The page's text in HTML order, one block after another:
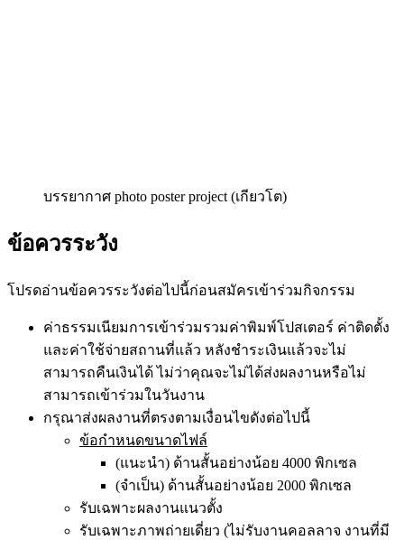
บรรยากาศ photo poster project (เกียวโต)
ข้อควรระวัง
โปรดอ่านข้อควรระวังต่อไปนี้ก่อนสมัครเข้าร่วมกิจกรรม
ค่าธรรมเนียมการเข้าร่วมรวมค่าพิมพ์โปสเตอร์ ค่าติดตั้ง
และค่าใช้จ่ายสถานที่แล้ว หลังชำระเงินแล้วจะไม่
สามารถคืนเงินได้ ไม่ว่าคุณจะไม่ได้ส่งผลงานหรือไม่
สามารถเข้าร่วมในวันงาน
กรุณาส่งผลงานที่ตรงตามเงื่อนไขดังต่อไปนี้
ข้อกำหนดขนาดไฟล์
(แนะนำ) ด้านสั้นอย่างน้อย 4000 พิกเซล
(จำเป็น) ด้านสั้นอย่างน้อย 2000 พิกเซล
รับเฉพาะผลงานแนวตั้ง
รับเฉพาะภาพถ่ายเดี่ยว (ไม่รับงานคอลลาจ งานที่มี